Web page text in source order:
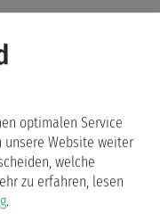
des
WDSF
Latein am
optimalen Service
unsere Website weiter
welche
zu erfahren, lesen
.